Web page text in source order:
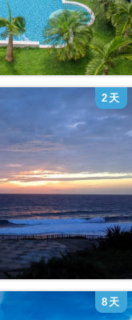
2 天
8 天